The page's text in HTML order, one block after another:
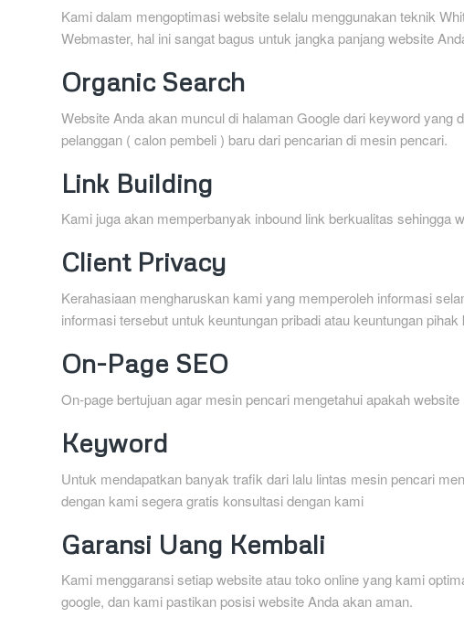
Kami dalam mengoptimasi website selalu menggunakan teknik
Webmaster, hal ini sangat bagus untuk jangka panjang website
Organic Search
Website Anda akan muncul di halaman Google dari keyword yang
pelanggan ( calon pembeli ) baru dari pencarian di mesin pencari.
Link Building
Kami juga akan memperbanyak inbound link berkualitas sehingga
Client Privacy
Kerahasiaan mengharuskan kami yang memperoleh informasi
informasi tersebut untuk keuntungan pribadi atau keuntungan pihak
On-Page SEO
On-page bertujuan agar mesin pencari mengetahui apakah
Keyword
Untuk mendapatkan banyak trafik dari lalu lintas mesin pencari
dengan kami segera gratis konsultasi dengan kami
Garansi Uang Kembali
Kami menggaransi setiap website atau toko online yang kami
google, dan kami pastikan posisi website Anda akan aman.